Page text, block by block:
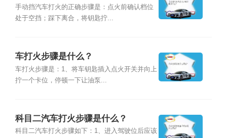
手动挡汽车打火的正确步骤是：点火前确认档位
处于空挡；踩下离合，将钥匙拧...
车打火步骤是什么？
车打火步骤是：1、将车钥匙插入点火开关并向上
拧一个卡位，停顿一下让油泵...
科目二汽车打火步骤是什么？
科目二汽车打火步骤如下：1、进入驾驶位后应该